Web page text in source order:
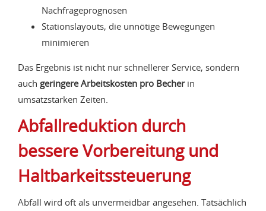
Nachfrageprognosen
Stationslayouts, die unnötige Bewegungen
minimieren
Das Ergebnis ist nicht nur schnellerer Service, sondern
auch geringere Arbeitskosten pro Becherin
umsatzstarken Zeiten.
Abfallreduktion durch
bessere Vorbereitung und
Haltbarkeitssteuerung
Abfall wird oft als unvermeidbar angesehen. Tatsächlich